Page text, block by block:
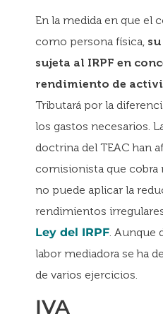
En la medida en que el
como persona física,
sujeta al IRPF en
rendimiento de
Tributará por la
los gastos necesarios.
doctrina del TEAC han
comisionista que cobra
no puede aplicar la
rendimientos
Ley del IRPF. Aunque
labor mediadora se ha
de varios ejercicios.
IVA